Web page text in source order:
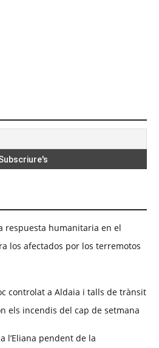
respuesta humanitaria en el
los afectados por los terremotos
controlat a Aldaia i talls de trànsit
els incendis del cap de setmana
l’Eliana pendent de la